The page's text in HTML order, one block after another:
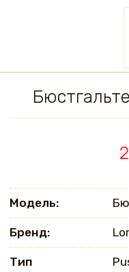
Модель:
Бренд:
Тип